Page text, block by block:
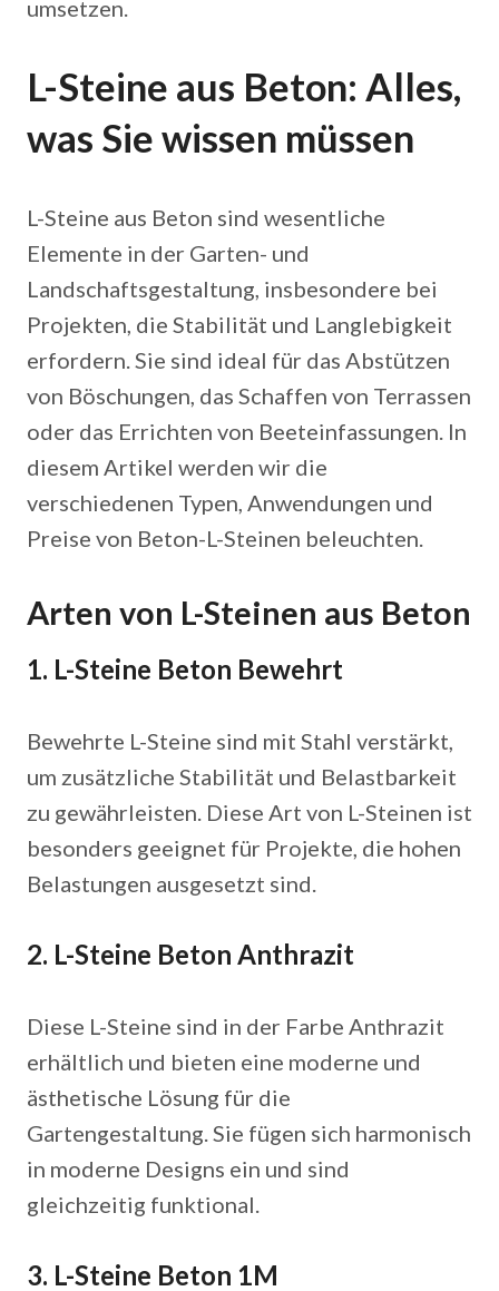
umsetzen.
L-Steine aus Beton: Alles,
was Sie wissen müssen
L-Steine aus Beton sind wesentliche
Elemente in der Garten- und
Landschaftsgestaltung, insbesondere bei
Projekten, die Stabilität und Langlebigkeit
erfordern. Sie sind ideal für das Abstützen
von Böschungen, das Schaffen von Terrassen
oder das Errichten von Beeteinfassungen. In
diesem Artikel werden wir die
verschiedenen Typen, Anwendungen und
Preise von Beton-L-Steinen beleuchten.
Arten von L-Steinen aus Beton
1. L-Steine Beton Bewehrt
Bewehrte L-Steine sind mit Stahl verstärkt,
um zusätzliche Stabilität und Belastbarkeit
zu gewährleisten. Diese Art von L-Steinen ist
besonders geeignet für Projekte, die hohen
Belastungen ausgesetzt sind.
2. L-Steine Beton Anthrazit
Diese L-Steine sind in der Farbe Anthrazit
erhältlich und bieten eine moderne und
ästhetische Lösung für die
Gartengestaltung. Sie fügen sich harmonisch
in moderne Designs ein und sind
gleichzeitig funktional.
3. L-Steine Beton 1M